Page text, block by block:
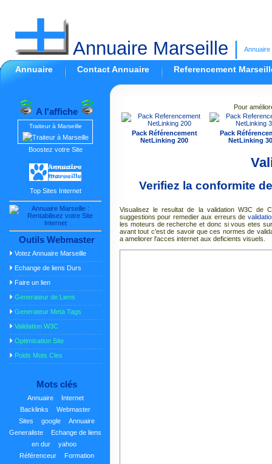
Annuaire Marseille Annuaire
Annuaire Contact Annuaire Referencement
A l'affiche
Traiteur à Marseille
Boostez votre Site
Top Sites Internet
Outils Webmaster
Votez Annuaire Marseille
Echange de liens Durs
Faire un lien
Generateur de Liens
Generateur Meta Tags
Validation W3C
Optimisation Site
Poids Mots Cles
Mots clés
Annuaire
Internet
Backlinks
Webmaster
Sites
google
Annuaire
Generaliste
Echange de liens
en dur
yahoo
Référenceur
Formation
Pour
Pack Référencement
NetLinking 200
Pack
NetLinking
Verifiez la conformite
Visualisez le resultat de la validation W3C de
suggestions pour remedier aux erreurs de
les moteurs de recherche et donc si vous etes
avant tout c'est de savoir que ces normes de
a ameliorer l'acces internet aux deficients visuels.